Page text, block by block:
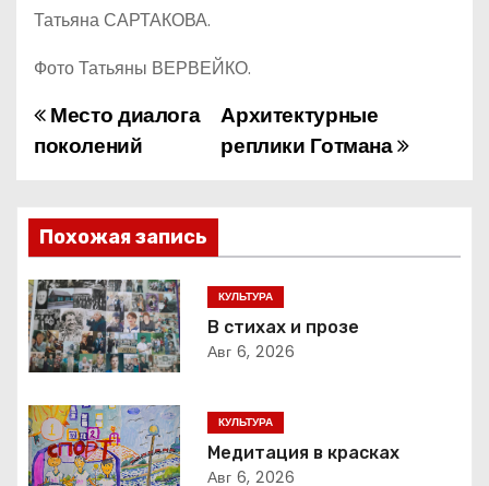
Татьяна САРТАКОВА.
Фото Татьяны ВЕРВЕЙКО.
Н
в
и
г
а
ц
и
Архитектурные
реплики Готмана
Место диалога
поколений
Похожая запись
КУЛЬТУРА
В стихах и прозе
Авг 6, 2026
КУЛЬТУРА
Медитация в красках
Авг 6, 2026